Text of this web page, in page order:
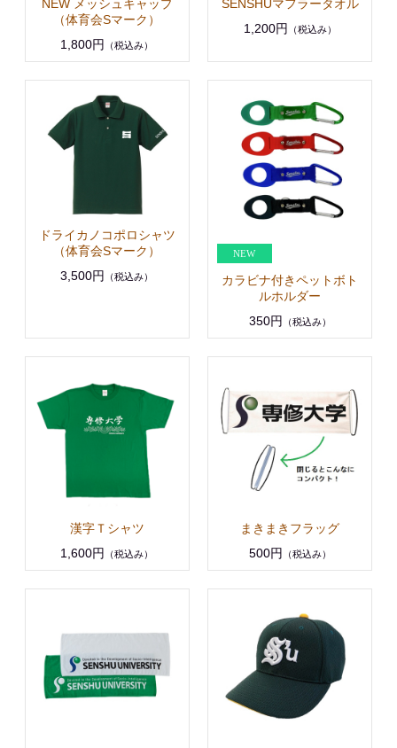
NEW メッシュキャップ
（体育会Sマーク）
1,800円
（税込み）
SENSHUマフラータオル
1,200円
（税込み）
ドライカノコポロシャツ
（体育会Sマーク）
3,500円
（税込み）
カラビナ付きペットボト
ルホルダー
350円
（税込み）
漢字Ｔシャツ
1,600円
（税込み）
まきまきフラッグ
500円
（税込み）